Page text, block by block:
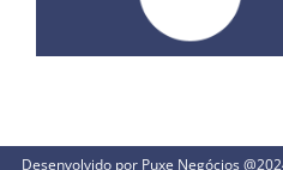
Desenvolvido por Puxe Negócios